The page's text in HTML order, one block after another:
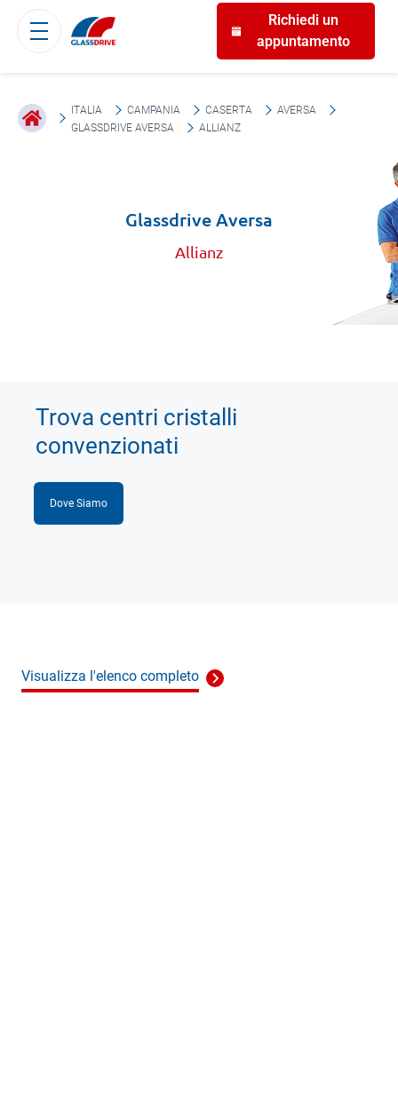
Richiedi un
appuntamento
ITALIA CAMPANIA CASERTA
AVERSA
GLASSDRIVE AVERSA
ALLIANZ
Glassdrive Aversa
Allianz
Trova centri cristalli
convenzionati
Dove Siamo
Visualizza l'elenco completo